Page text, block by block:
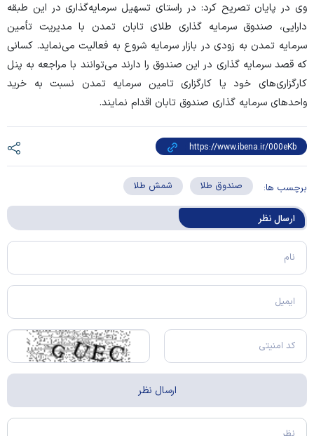
وی در پایان تصریح کرد: در راستای تسهیل سرمایه‌گذاری در این طبقه
دارایی، صندوق سرمایه گذاری طلای تابان تمدن با مدیریت تأمین
سرمایه تمدن به زودی در بازار سرمایه شروع به فعالیت می‌نماید. کسانی
که قصد سرمایه گذاری در این صندوق را دارند می‌توانند با مراجعه به پنل
کارگزاری‌های خود یا کارگزاری تامین سرمایه تمدن نسبت به خرید
واحد‌های سرمایه گذاری صندوق تابان اقدام نمایند.
برچسب ها: صندوق طلا شمش طلا
ارسال‌ نظر